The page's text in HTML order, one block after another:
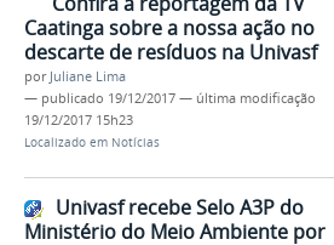
Caatinga sobre a nossa ação no
descarte de resíduos na Univasf
por Juliane Lima
— publicado 19/12/2017 — última modificação
19/12/2017 15h23
Localizado em Notícias
Univasf recebe Selo A3P do
Ministério do Meio Ambiente por